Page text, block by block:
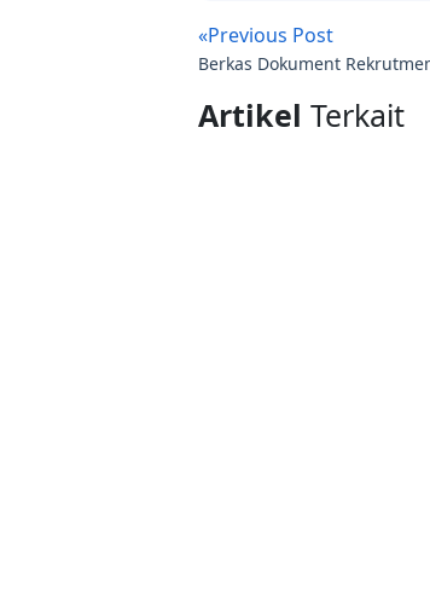
«Previous Post
Berkas Dokument
Artikel Terkait